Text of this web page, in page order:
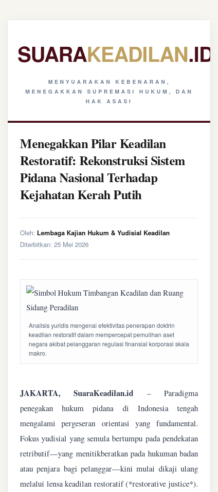
SUARAKEADILAN.ID
MENYUARAKAN KEBENARAN,
MENEGAKKAN SUPREMASI HUKUM, DAN
HAK ASASI
Menegakkan Pilar Keadilan
Restoratif: Rekonstruksi Sistem
Pidana Nasional Terhadap
Kejahatan Kerah Putih
Oleh: Lembaga Kajian Hukum & Yudisial Keadilan
Diterbitkan: 25 Mei 2026
Analisis yuridis mengenai efektivitas penerapan doktrin
keadilan restoratif dalam mempercepat pemulihan aset
negara akibat pelanggaran regulasi finansial korporasi skala
makro.
JAKARTA, SuaraKeadilan.id – Paradigma
penegakan hukum pidana di Indonesia tengah
mengalami pergeseran orientasi yang fundamental.
Fokus yudisial yang semula bertumpu pada pendekatan
retributif—yang menitikberatkan pada hukuman badan
atau penjara bagi pelanggar—kini mulai dikaji ulang
melalui lensa keadilan restoratif (*restorative justice*).